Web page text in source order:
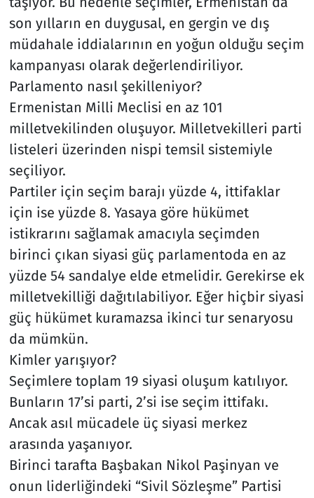
son yılların en duygusal, en gergin ve dış
müdahale iddialarının en yoğun olduğu seçim
kampanyası olarak değerlendiriliyor.
Parlamento nasıl şekilleniyor?
Ermenistan Milli Meclisi en az 101
milletvekilinden oluşuyor. Milletvekilleri parti
listeleri üzerinden nispi temsil sistemiyle
seçiliyor.
Partiler için seçim barajı yüzde 4, ittifaklar
için ise yüzde 8. Yasaya göre hükümet
istikrarını sağlamak amacıyla seçimden
birinci çıkan siyasi güç parlamentoda en az
yüzde 54 sandalye elde etmelidir. Gerekirse ek
milletvekilliği dağıtılabiliyor. Eğer hiçbir siyasi
güç hükümet kuramazsa ikinci tur senaryosu
da mümkün.
Kimler yarışıyor?
Seçimlere toplam 19 siyasi oluşum katılıyor.
Bunların 17’si parti, 2’si ise seçim ittifakı.
Ancak asıl mücadele üç siyasi merkez
arasında yaşanıyor.
Birinci tarafta Başbakan Nikol Paşinyan ve
onun liderliğindeki “Sivil Sözleşme” Partisi